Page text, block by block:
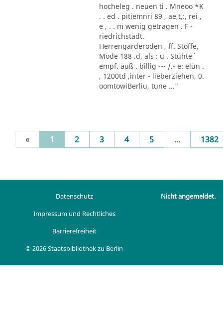
hocheleg . neuen ti . Mneoo *K
. . ed . pitiemnri 89 , ae,t,:, rei ,
e , . . m wenig getragen . F -
riedrichstädt.
Herrengarderoden , ff. Stoffe,
Mode 188 .d, als : u . Stühte´
empf. äuß . billig --- /.- e: elün .
, 1200td ,inter - lieberziehen, 0.
oomtowiBerliu, tune ..."
« 1 (current)
2 3 4 5 ... 1382
Datenschutz
Impressum und Rechtliches
Barrierefreiheit
© 2026 Staatsbibliothek zu Berlin
Nicht angemeldet.